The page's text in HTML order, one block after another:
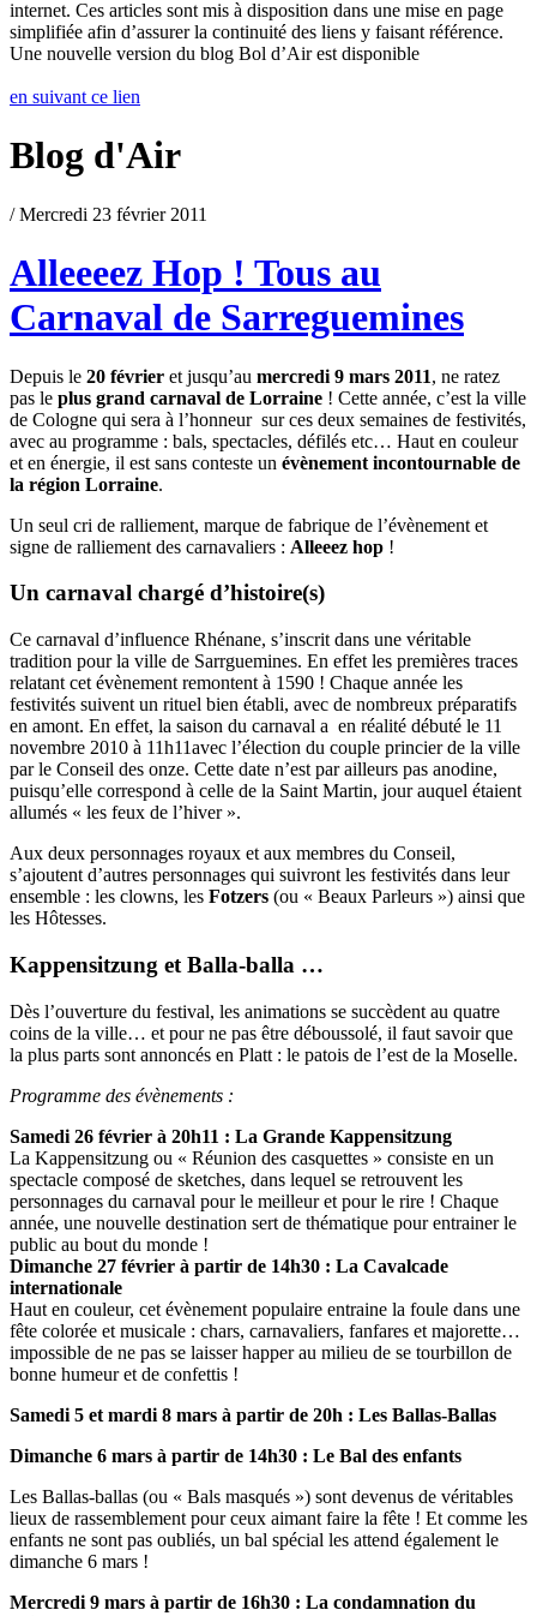
internet. Ces articles sont mis à disposition dans une mise en page
simplifiée afin d’assurer la continuité des liens y faisant référence.
Une nouvelle version du blog Bol d’Air est disponible
en suivant ce lien
Blog d'Air
/ Mercredi 23 février 2011
Alleeeez Hop ! Tous au
Carnaval de Sarreguemines
Depuis le 20 février et jusqu’au mercredi 9 mars 2011, ne ratez
pas le plus grand carnaval de Lorraine ! Cette année, c’est la ville
de Cologne qui sera à l’honneur sur ces deux semaines de festivités,
avec au programme : bals, spectacles, défilés etc… Haut en couleur
et en énergie, il est sans conteste un évènement incontournable de
la région Lorraine.
Un seul cri de ralliement, marque de fabrique de l’évènement et
signe de ralliement des carnavaliers : Alleeez hop !
Un carnaval chargé d’histoire(s)
Ce carnaval d’influence Rhénane, s’inscrit dans une véritable
tradition pour la ville de Sarrguemines. En effet les premières traces
relatant cet évènement remontent à 1590 ! Chaque année les
festivités suivent un rituel bien établi, avec de nombreux préparatifs
en amont. En effet, la saison du carnaval a en réalité débuté le 11
novembre 2010 à 11h11avec l’élection du couple princier de la ville
par le Conseil des onze. Cette date n’est par ailleurs pas anodine,
puisqu’elle correspond à celle de la Saint Martin, jour auquel étaient
allumés « les feux de l’hiver ».
Aux deux personnages royaux et aux membres du Conseil,
s’ajoutent d’autres personnages qui suivront les festivités dans leur
ensemble : les clowns, les Fotzers (ou « Beaux Parleurs ») ainsi que
les Hôtesses.
Kappensitzung et Balla-balla …
Dès l’ouverture du festival, les animations se succèdent au quatre
coins de la ville… et pour ne pas être déboussolé, il faut savoir que
la plus parts sont annoncés en Platt : le patois de l’est de la Moselle.
Programme des évènements :
Samedi 26 février à 20h11 : La Grande Kappensitzung
La Kappensitzung ou « Réunion des casquettes » consiste en un
spectacle composé de sketches, dans lequel se retrouvent les
personnages du carnaval pour le meilleur et pour le rire ! Chaque
année, une nouvelle destination sert de thématique pour entrainer le
public au bout du monde !
Dimanche 27 février à partir de 14h30 : La Cavalcade
internationale
Haut en couleur, cet évènement populaire entraine la foule dans une
fête colorée et musicale : chars, carnavaliers, fanfares et majorette…
impossible de ne pas se laisser happer au milieu de se tourbillon de
bonne humeur et de confettis !
Samedi 5 et mardi 8 mars à partir de 20h : Les Ballas-Ballas
Dimanche 6 mars à partir de 14h30 : Le Bal des enfants
Les Ballas-ballas (ou « Bals masqués ») sont devenus de véritables
lieux de rassemblement pour ceux aimant faire la fête ! Et comme les
enfants ne sont pas oubliés, un bal spécial les attend également le
dimanche 6 mars !
Mercredi 9 mars à partir de 16h30 : La condamnation du